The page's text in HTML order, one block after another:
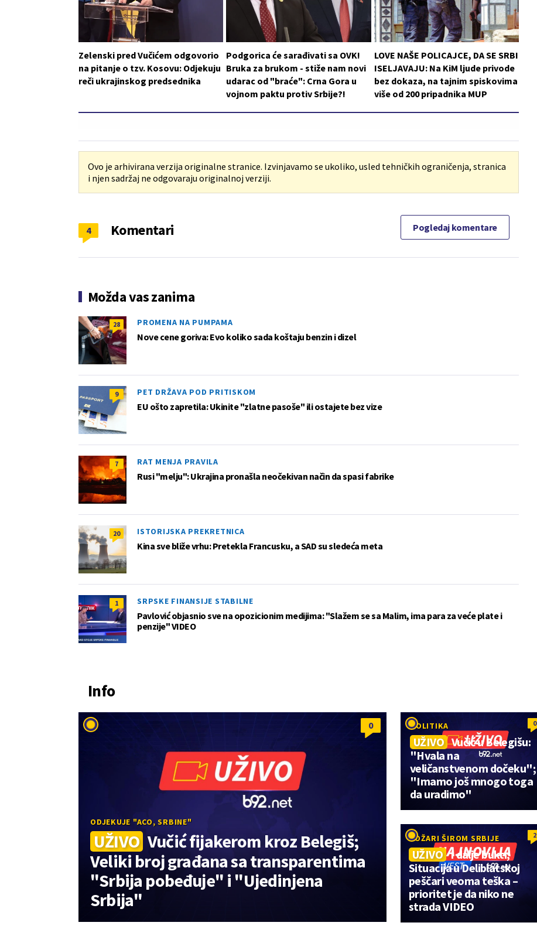
Zelenski pred Vučićem odgovorio
na pitanje o tzv. Kosovu: Odjekuju
reči ukrajinskog predsednika
Podgorica će sarađivati sa OVK!
Bruka za brukom - stiže nam novi
udarac od "braće": Crna Gora u
vojnom paktu protiv Srbije?!
LOVE NAŠE POLICAJCE, DA SE SRBI
ISELJAVAJU: Na KiM ljude privode
bez dokaza, na tajnim spiskovima
više od 200 pripadnika MUP
Ovo je arhivirana verzija originalne stranice. Izvinjavamo se ukoliko, usled tehničkih ograničenja, stranica
i njen sadržaj ne odgovaraju originalnoj verziji.
Komentari
4 Pogledaj komentare
Možda vas zanima
28 PROMENA NA PUMPAMA
Nove cene goriva: Evo koliko sada koštaju benzin i dizel
9 PET DRŽAVA POD PRITISKOM
EU ošto zapretila: Ukinite "zlatne pasoše" ili ostajete bez vize
7 RAT MENJA PRAVILA
Rusi "melju": Ukrajina pronašla neočekivan način da spasi fabrike
20 ISTORIJSKA PREKRETNICA
Kina sve bliže vrhu: Pretekla Francusku, a SAD su sledeća meta
1 SRPSKE FINANSIJE STABILNE
Pavlović objasnio sve na opozicionim medijima: "Slažem se sa Malim, ima para za veće plate i
penzije" VIDEO
Info
0
ODJEKUJE "ACO, SRBINE"
UŽIVO Vučić fijakerom kroz Belegiš;
Veliki broj građana sa transparentima
"Srbija pobeđuje" i "Ujedinjena
Srbija"
0
POLITIKA
UŽIVO Vučić u Belegišu:
"Hvala na
veličanstvenom dočeku";
"Imamo još mnogo toga
da uradimo"
2
POŽARI ŠIROM SRBIJE
UŽIVO I dalje bukti;
Situacija u Deliblatskoj
peščari veoma teška –
prioritet je da niko ne
strada VIDEO